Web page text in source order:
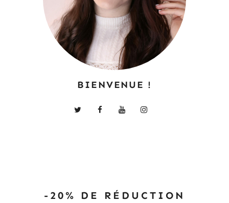
BIENVENUE !
-20% DE RÉDUCTION